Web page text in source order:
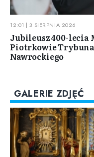
12:01 | 3 SIERPNIA 2026
Jubileusz 400-lecia
Piotrkowie
Nawrockiego
GALERIE ZDJĘĆ